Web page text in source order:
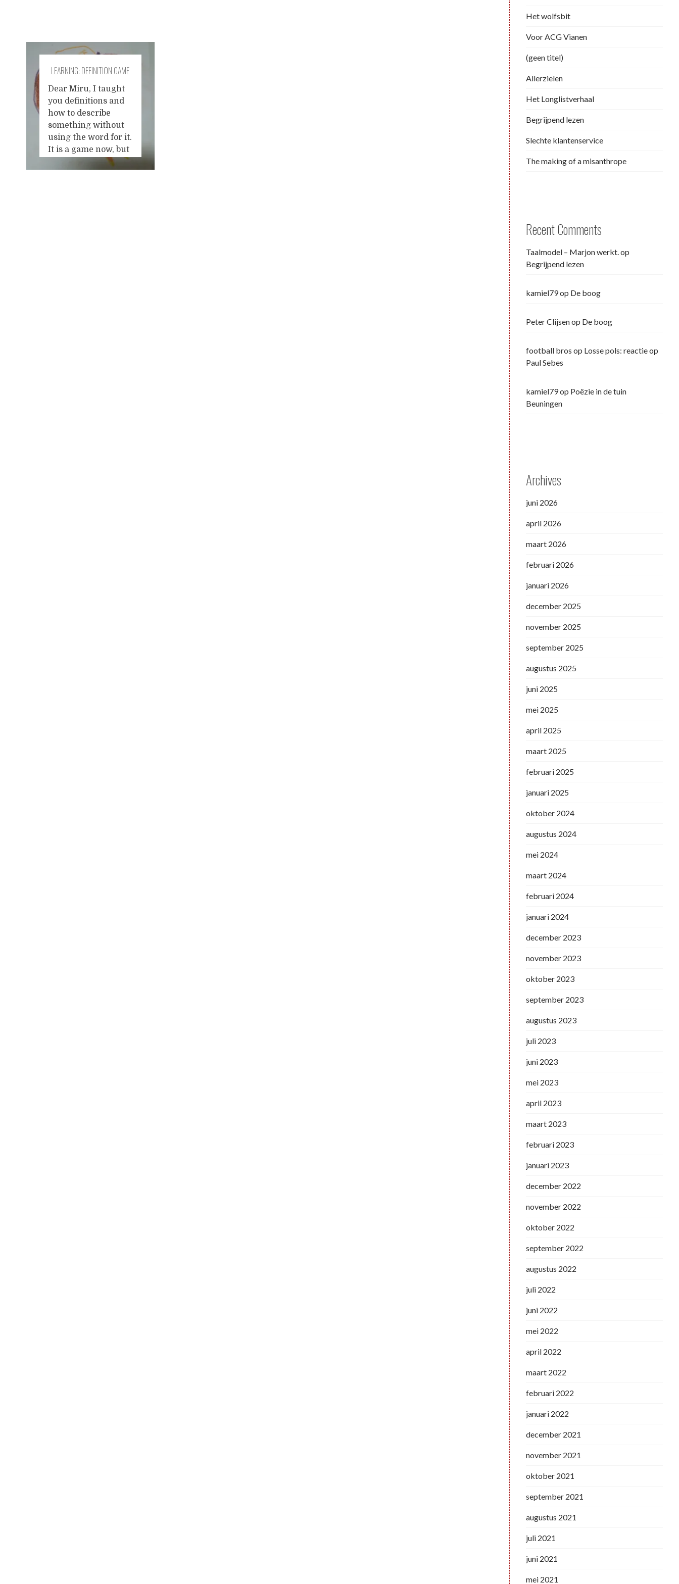
LEARNING: DEFINITION GAME
Dear Miru, I taught
you definitions and
how to describe
something without
using the word for it.
It is a game now, but
Het wolfsbit
Voor ACG Vianen
(geen titel)
Allerzielen
Het Longlistverhaal
Begrijpend lezen
Slechte klantenservice
The making of a misanthrope
Recent Comments
Taalmodel – Marjon werkt.op
Begrijpend lezen
kamiel79op De boog
Peter Clijsenop De boog
football bros op Losse pols: reactie op
Paul Sebes
kamiel79op Poëzie in de tuin
Beuningen
Archives
juni 2026
april 2026
maart 2026
februari 2026
januari 2026
december 2025
november 2025
september 2025
augustus 2025
juni 2025
mei 2025
april 2025
maart 2025
februari 2025
januari 2025
oktober 2024
augustus 2024
mei 2024
maart 2024
februari 2024
januari 2024
december 2023
november 2023
oktober 2023
september 2023
augustus 2023
juli 2023
juni 2023
mei 2023
april 2023
maart 2023
februari 2023
januari 2023
december 2022
november 2022
oktober 2022
september 2022
augustus 2022
juli 2022
juni 2022
mei 2022
april 2022
maart 2022
februari 2022
januari 2022
december 2021
november 2021
oktober 2021
september 2021
augustus 2021
juli 2021
juni 2021
mei 2021